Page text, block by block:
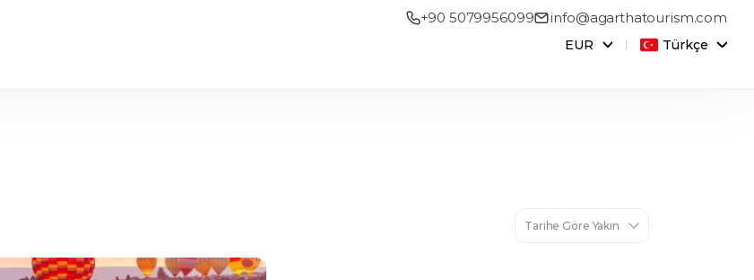
EUR Türkçe
+90 5079956099 info@agarthatourism.com